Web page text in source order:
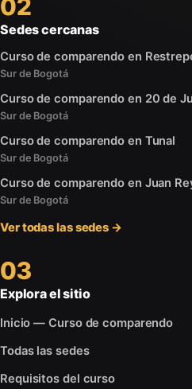
02
Sedes cercanas
Curso de comparendo en
Sur de Bogotá
Curso de comparendo en 20 de
Sur de Bogotá
Curso de comparendo en Tunal
Sur de Bogotá
Curso de comparendo en Juan
Sur de Bogotá
Ver todas las sedes →
03
Explora el sitio
Inicio — Curso de comparendo
Todas las sedes
Requisitos del curso